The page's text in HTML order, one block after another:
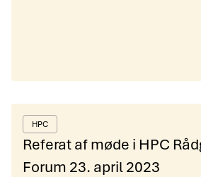
HPC
Referat af møde i HPC
Forum 23. april 2023